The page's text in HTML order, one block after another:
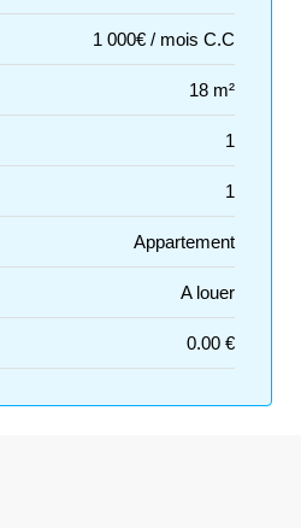
1 000€ / mois C.C
18 m²
1
1
Appartement
A louer
0.00 €